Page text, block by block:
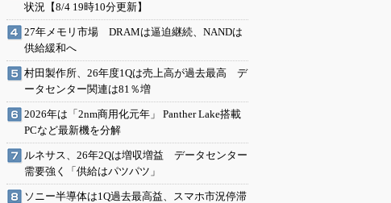
状況【8/4 19時10分更新】
27年メモリ市場 DRAMは逼迫継続、NANDは
供給緩和へ
村田製作所、26年度1Qは売上高が過去最高 デ
ータセンター関連は81％増
2026年は「2nm商用化元年」 Panther Lake搭載
PCなど最新機を分解
ルネサス、26年2Qは増収増益 データセンター
需要強く「供給はパツパツ」
ソニー半導体は1Q過去最高益、スマホ市況停滞